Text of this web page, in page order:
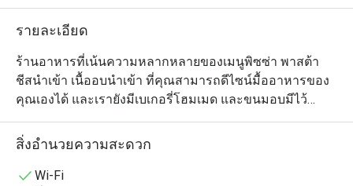
ขอบคุณสถานที่ขับ
ห้างอะไรที่ขับรถ
เล่นที่ร้านก็นาน
เดินเลือกชอบปิ้ง
เรื่องค่าจอดรถ
ดีมากๆ ค่ะ
รายละเอียด
ร้านอาหารที่เน้นความหลากหลายของเมนูพิซซ่า พาสต้า
ชีสนำเข้า เนื้ออบนำเข้า ที่คุณสามารถดีไซน์มื้ออาหารของ
คุณเองได้ และเรายังมีเบเกอรี่โฮมเมด และขนมอบมีไว้
บริการลูกค้า โดยลูกค้าสามารถเลือกรับประทานที่ร้าน หรือ
ซื้อกลับไปฝากคนที่บ้านก็ได้
สิ่งอำนวยความสะดวก
Wi-Fi